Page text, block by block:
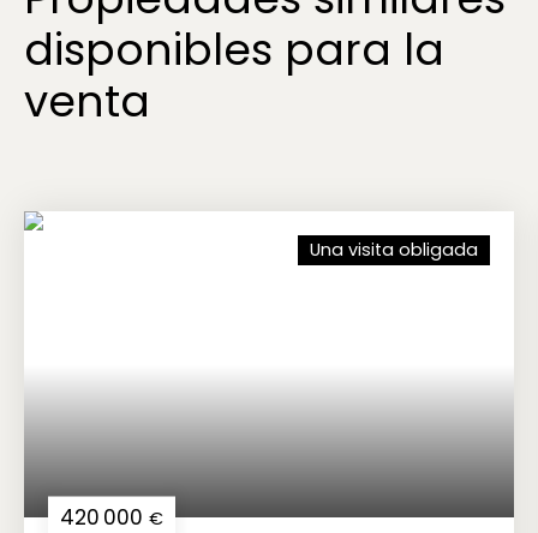
disponibles para la
venta
Una visita obligada
420 000 €